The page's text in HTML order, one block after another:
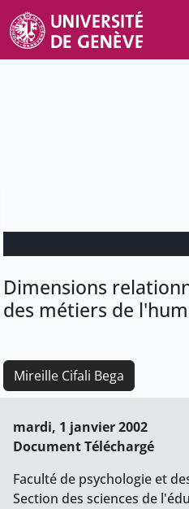
Dimensions
des métiers de
Mireille Cifali Bega
mardi, 1 janvier 2002
Document Téléchargé
Faculté de psychologie et
Section des sciences de